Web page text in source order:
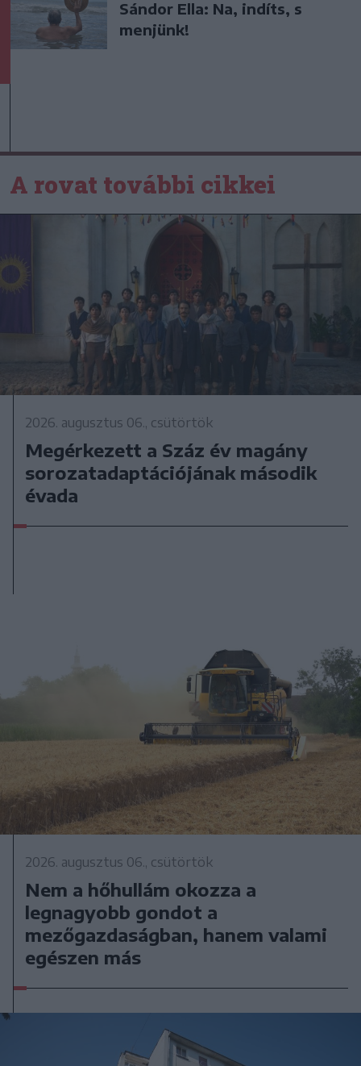
Sándor Ella: Na, indíts, s
menjünk!
A rovat további cikkei
2026. augusztus 06., csütörtök
Megérkezett a Száz év magány
sorozatadaptációjának második
évada
2026. augusztus 06., csütörtök
Nem a hőhullám okozza a
legnagyobb gondot a
mezőgazdaságban, hanem valami
egészen más